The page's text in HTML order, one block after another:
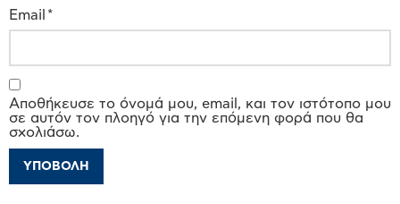
Email *
Αποθήκευσε το όνομά μου, email, και τον ιστότοπο μου
σε αυτόν τον πλοηγό για την επόμενη φορά που θα
σχολιάσω.